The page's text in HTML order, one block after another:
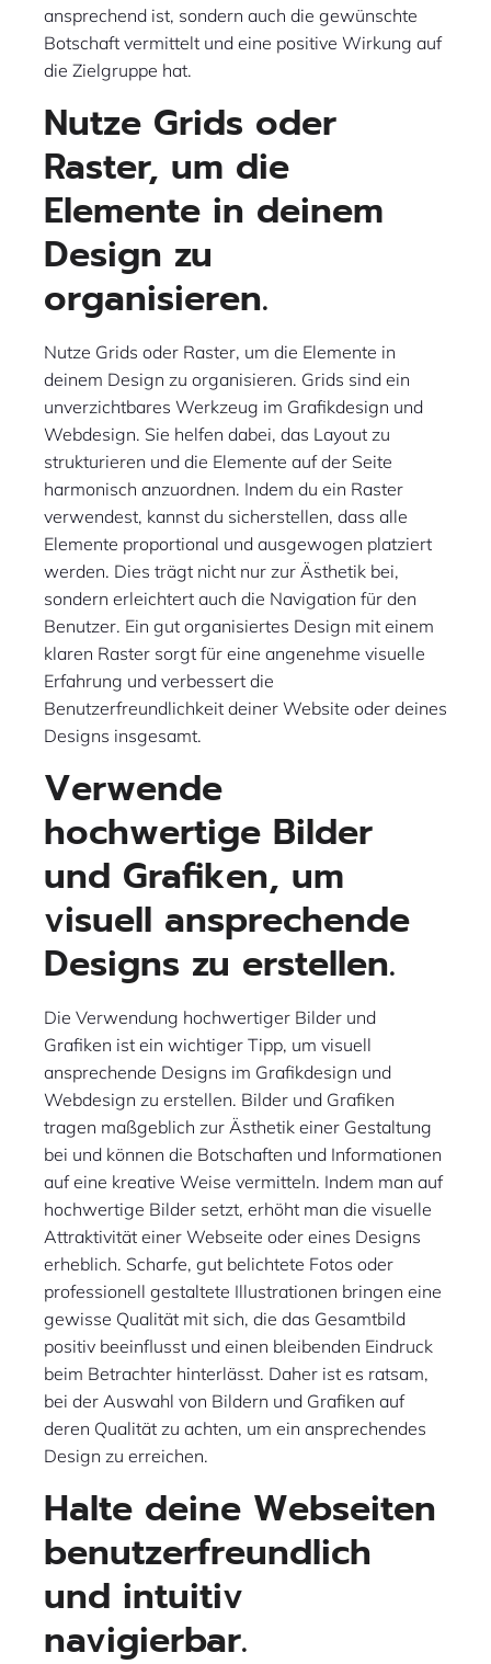
ansprechend ist, sondern auch die gewünschte
Botschaft vermittelt und eine positive Wirkung auf
die Zielgruppe hat.
Nutze Grids oder
Raster, um die
Elemente in deinem
Design zu
organisieren.
Nutze Grids oder Raster, um die Elemente in
deinem Design zu organisieren. Grids sind ein
unverzichtbares Werkzeug im Grafikdesign und
Webdesign. Sie helfen dabei, das Layout zu
strukturieren und die Elemente auf der Seite
harmonisch anzuordnen. Indem du ein Raster
verwendest, kannst du sicherstellen, dass alle
Elemente proportional und ausgewogen platziert
werden. Dies trägt nicht nur zur Ästhetik bei,
sondern erleichtert auch die Navigation für den
Benutzer. Ein gut organisiertes Design mit einem
klaren Raster sorgt für eine angenehme visuelle
Erfahrung und verbessert die
Benutzerfreundlichkeit deiner Website oder deines
Designs insgesamt.
Verwende
hochwertige Bilder
und Grafiken, um
visuell ansprechende
Designs zu erstellen.
Die Verwendung hochwertiger Bilder und
Grafiken ist ein wichtiger Tipp, um visuell
ansprechende Designs im Grafikdesign und
Webdesign zu erstellen. Bilder und Grafiken
tragen maßgeblich zur Ästhetik einer Gestaltung
bei und können die Botschaften und Informationen
auf eine kreative Weise vermitteln. Indem man auf
hochwertige Bilder setzt, erhöht man die visuelle
Attraktivität einer Webseite oder eines Designs
erheblich. Scharfe, gut belichtete Fotos oder
professionell gestaltete Illustrationen bringen eine
gewisse Qualität mit sich, die das Gesamtbild
positiv beeinflusst und einen bleibenden Eindruck
beim Betrachter hinterlässt. Daher ist es ratsam,
bei der Auswahl von Bildern und Grafiken auf
deren Qualität zu achten, um ein ansprechendes
Design zu erreichen.
Halte deine Webseiten
benutzerfreundlich
und intuitiv
navigierbar.